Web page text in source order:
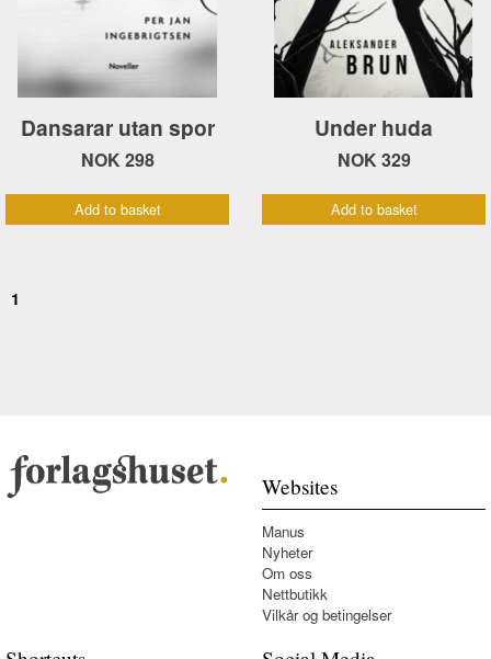
Dansarar utan spor
NOK 298
Add to basket
Under huda
NOK 329
Add to basket
1
Websites
Manus
Nyheter
Om oss
Nettbutikk
Vilkår og betingelser